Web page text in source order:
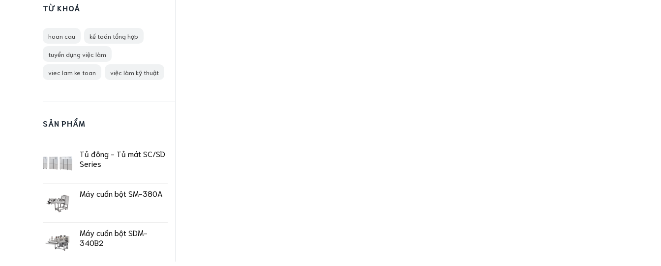
TỪ KHOÁ
hoan cau kế toán tổng hợp
tuyển dụng việc làm
viec lam ke toan việc làm kỹ thuật
SẢN PHẨM
Tủ đông - Tủ mát SC/SD
Series
Máy cuốn bột SM-380A
Máy cuốn bột SDM-
340B2